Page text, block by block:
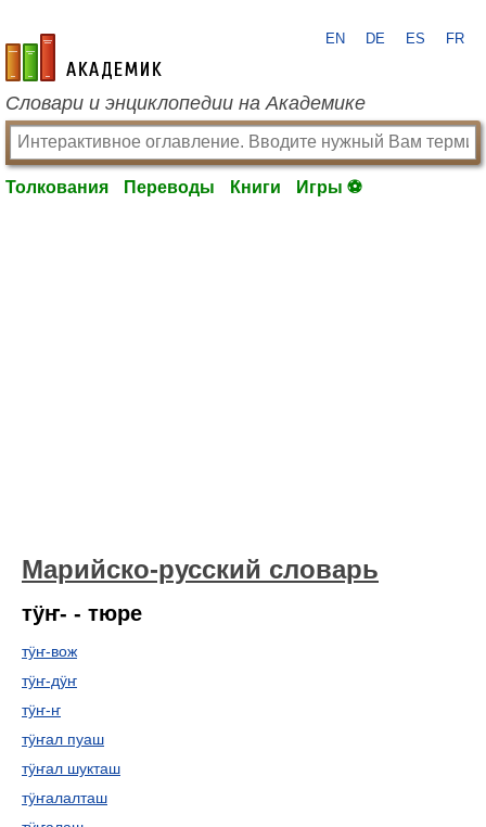
academic.ru
EN DE ES FR
Словари и энциклопедии на Академике
Толкования Переводы Книги Игры ⚽
Марийско-русский словарь
тӱҥ- - тюре
тӱҥ-вож
тӱҥ-дӱҥ
тӱҥ-ҥ
тӱҥал пуаш
тӱҥал шукташ
тӱҥалалташ